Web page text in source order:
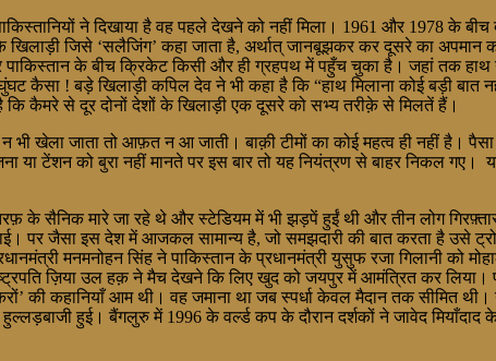
ने दिखाया है वह पहले देखने को नहीं मिला। 1961 और 1978 के
जिसे ‘सलैजिंग’ कहा जाता है, अर्थात् जानबूझकर कर दूसरे का
के बीच क्रिकेट किसी और ही ग्रहपथ में पहुँच चुका है। जहां तक हाथ
कैसा ! बड़े खिलाड़ी कपिल देव ने भी कहा है कि “हाथ मिलाना कोई बड़ी
कि कैमरे से दूर दोनों देशों के खिलाड़ी एक दूसरे को सभ्य तरीक़े से मिलतें हैं।
भी खेला जाता तो आफ़त न आ जाती। बाक़ी टीमों का कोई महत्व ही नहीं है।
या टेंशन को बुरा नहीं मानते पर इस बार तो यह नियंत्रण से बाहर निकल
के सैनिक मारे जा रहे थे और स्टेडियम में भी झड़पें हुईं थी और तीन लोग गिरफ़्तार
पर जैसा इस देश में आजकल सामान्य है, जो समझदारी की बात करता है
मनमनोहन सिंह ने पाकिस्तान के प्रधानमंत्री युसुफ रजा गिलानी को
ज़िया उल हक़ ने मैच देखने कि लिए खुद को जयपुर में आमंत्रित कर लिया।
की कहानियाँ आम थी। वह जमाना था जब स्पर्धा केवल मैदान तक सीमित थी।
हुई। बैंगलुरु में 1996 के वर्ल्ड कप के दौरान दर्शकों ने जावेद मियाँदाद